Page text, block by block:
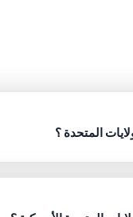
المتحدة ؟